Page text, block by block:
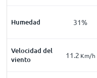
Humedad 31%
Velocidad del
viento
11.2 Km/h